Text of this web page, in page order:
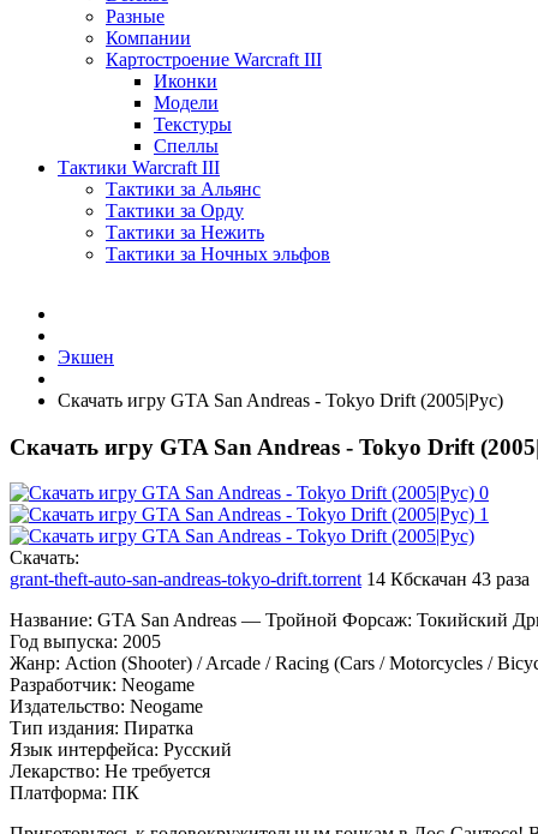
Разные
Компании
Картостроение Warcraft III
Иконки
Модели
Текстуры
Спеллы
Тактики Warcraft III
Тактики за Альянс
Тактики за Орду
Тактики за Нежить
Тактики за Ночных эльфов
Экшен
Скачать игру GTA San Andreas - Tokyo Drift (2005|Рус)
Скачать игру GTA San Andreas - Tokyo Drift
Cкачать:
grant-theft-auto-san-andreas-tokyo-drift.torrent 14 Кбскачан 43 раза
Название: GTA San Andreas — Тройной Форсаж: Токийский
Год выпуска: 2005
Жанр: Action (Shooter) / Arcade / Racing (Cars / Motorcycles /
Разработчик: Neogame
Издательство: Neogame
Тип издания: Пиратка
Язык интерфейса: Русский
Лекарство: Не требуется
Платформа: ПК